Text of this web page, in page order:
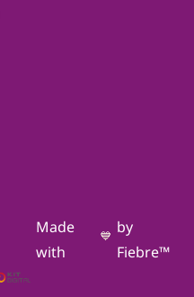
Made
with
💙 by
Fiebre™